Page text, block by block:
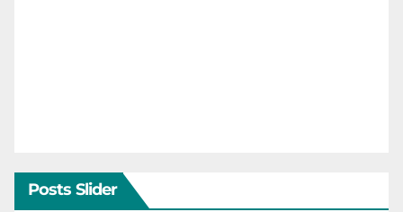
Posts Slider